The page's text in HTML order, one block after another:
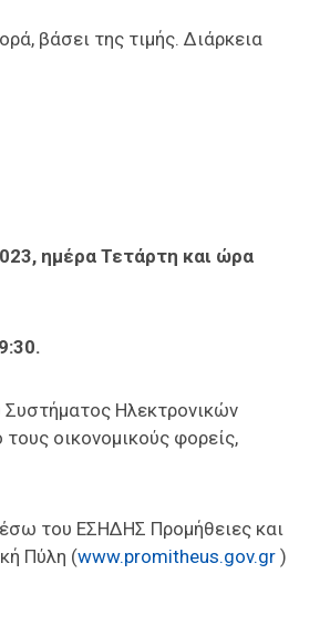
βάσει της τιμής. Διάρκεια
ημέρα Τετάρτη και ώρα
Ηλεκτρονικών
οικονομικούς φορείς,
του ΕΣΗΔΗΣ Προμήθειες και
Πύλη (www.promitheus.gov.gr )